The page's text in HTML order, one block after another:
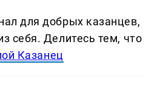
для добрых казанцев,
себя. Делитеcь тем, что
Казанец